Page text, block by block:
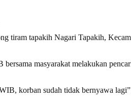
tiram tapakih Nagari Tapakih,
masyarakat melakukan
korban sudah tidak bernyawa